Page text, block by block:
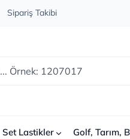
Sipariş Takibi
Lastikler Golf, Tarım,